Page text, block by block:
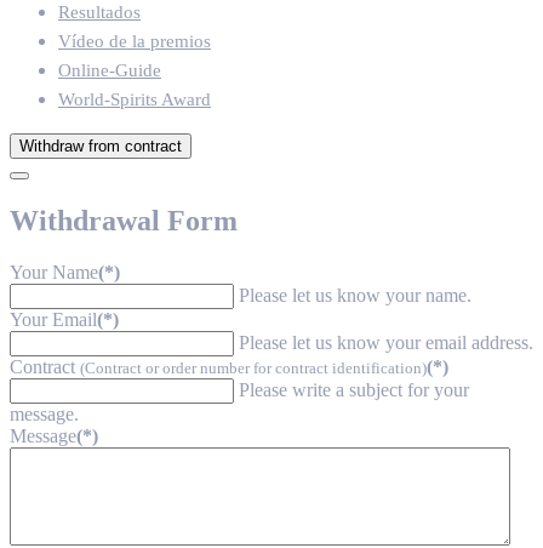
Resultados
Vídeo de la premios
Online-Guide
World-Spirits Award
Withdraw from contract
Withdrawal Form
Your Name(*)
Please let us know your name.
Your Email(*)
Please let us know your email address.
Contract (Contract or order number for contract identification)(*)
Please write a subject for your
message.
Message(*)